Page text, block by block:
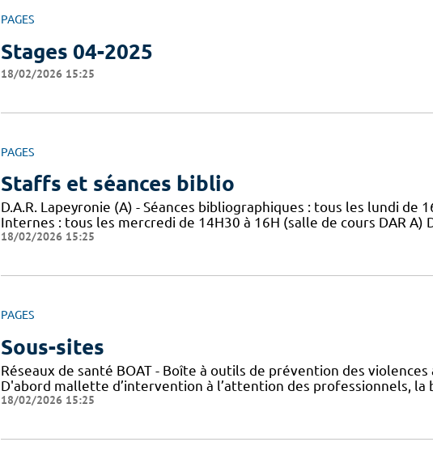
PAGES
Stages 04-2025
18/02/2026 15:25
PAGES
Staffs et séances biblio
D.A.R. Lapeyronie (A) - Séances bibliographiques : tous les lundi de
Internes : tous les mercredi de 14H30 à 16H (salle de cours DAR A)
18/02/2026 15:25
PAGES
Sous-sites
Réseaux de santé BOAT - Boîte à outils de prévention des
D'abord mallette d’intervention à l’attention des professionnels, la
18/02/2026 15:25